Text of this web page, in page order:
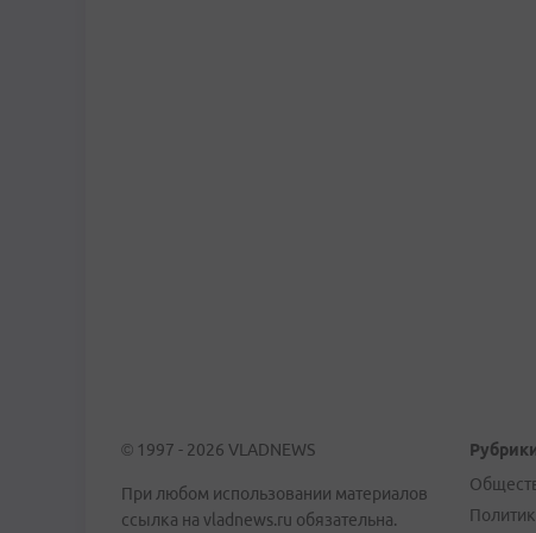
© 1997 - 2026 VLADNEWS
При любом использовании материалов
ссылка на vladnews.ru обязательна.